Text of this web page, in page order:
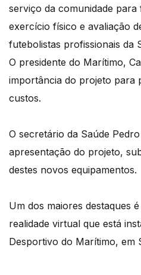
serviço da comunidade para
exercício físico e avaliação
futebolistas profissionais da
O presidente do Marítimo,
importância do projeto para
custos.
O secretário da Saúde
apresentação do projeto,
destes novos equipamentos.
Um dos maiores destaques
realidade virtual que está
Desportivo do Marítimo, em